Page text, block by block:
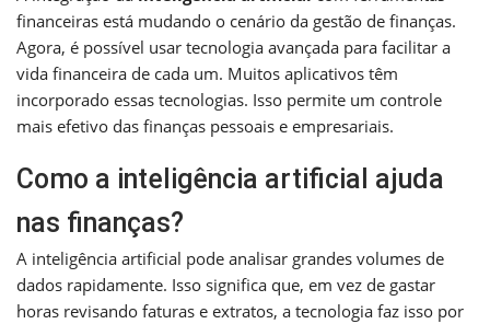
financeiras está mudando o cenário da gestão de finanças.
Agora, é possível usar tecnologia avançada para facilitar a
vida financeira de cada um. Muitos aplicativos têm
incorporado essas tecnologias. Isso permite um controle
mais efetivo das finanças pessoais e empresariais.
Como a inteligência artificial ajuda
nas finanças?
A inteligência artificial pode analisar grandes volumes de
dados rapidamente. Isso significa que, em vez de gastar
horas revisando faturas e extratos, a tecnologia faz isso por